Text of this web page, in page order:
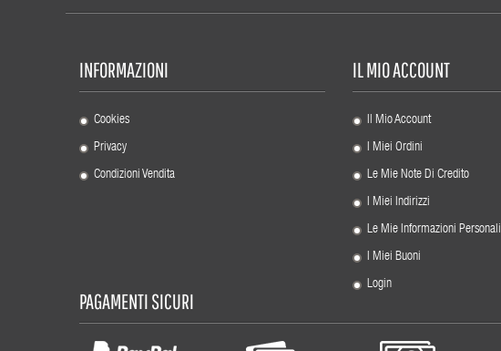
INFORMAZIONI
Cookies
Privacy
Condizioni Vendita
IL MIO ACCOUNT
Il Mio Account
I Miei Ordini
Le Mie Note Di Credito
I Miei Indirizzi
Le Mie Informazioni Personali
I Miei Buoni
Login
PAGAMENTI SICURI